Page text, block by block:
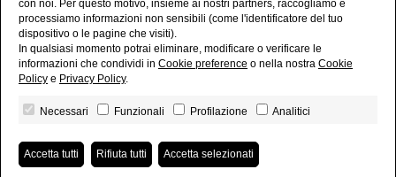
Social Networks
P.IVA 03514120983
Privacy Policy•Revoca consensi• Powered by
con noi. Per questo motivo, insieme ai nostri partners, raccogliamo e
processiamo informazioni non sensibili (come l'identificatore del tuo
dispositivo o le pagine che visiti).
In qualsiasi momento potrai eliminare, modificare o verificare le
informazioni che condividi in Cookie preference o nella nostra Cookie
Policy e Privacy Policy.
Necessari Funzionali Profilazione Analitici
Accetta tutti Rifiuta tutti Accetta selezionati